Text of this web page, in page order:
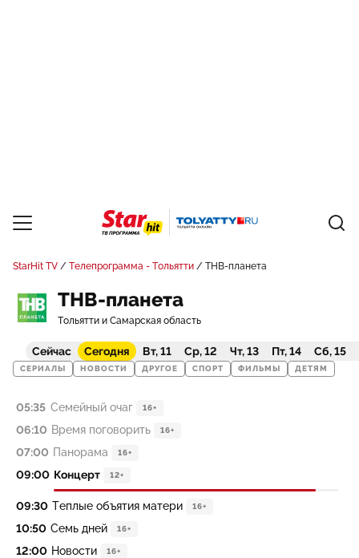
StarHit TV Телепрограмма - Тольятти ТНВ-планета
ТНВ-планета
Тольятти и Самарская область
Сейчас Сегодня Вт, 11 Ср, 12 Чт, 13 Пт, 14 Сб, 15
СЕРИАЛЫ НОВОСТИ ДРУГОЕ СПОРТ ФИЛЬМЫ ДЕТЯМ
05:35 Семейный очаг 16+
06:10 Время поговорить 16+
07:00 Панорама 16+
09:00 Концерт 12+
09:30 Теплые объятия матери 16+
10:50 Семь дней 16+
12:00 Новости 16+